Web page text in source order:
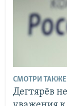
СМОТРИ ТАКЖЕ
Дегтярёв